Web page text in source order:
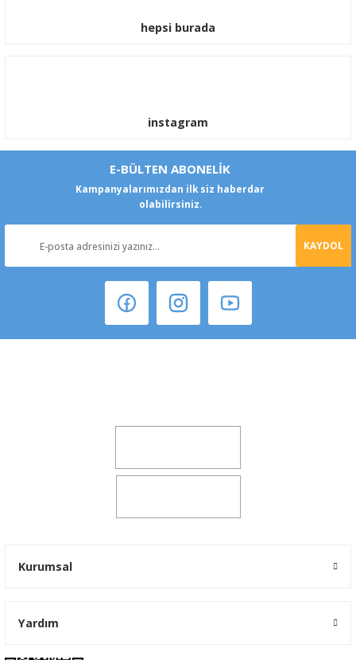
hepsi burada
instagram
E-BÜLTEN ABONELİK
Kampanyalarımızdan ilk siz haberdar
olabilirsiniz.
KAYDOL
Kurumsal
Yardım